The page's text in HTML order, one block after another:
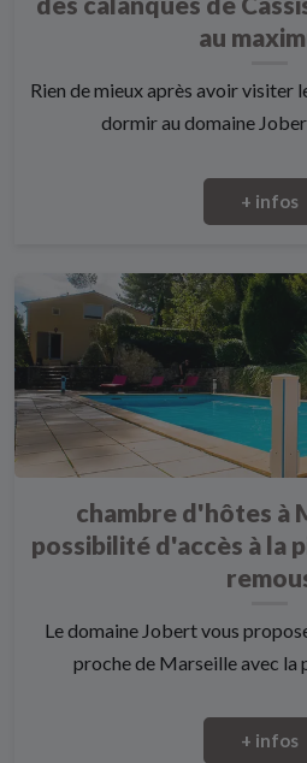
au
Rien de mieux après avoir visiter
dormir au domaine
+ infos
chambre d'hôtes à
possibilité d'accès à la
Le domaine Jobert vous
proche de Marseille avec la
+ infos